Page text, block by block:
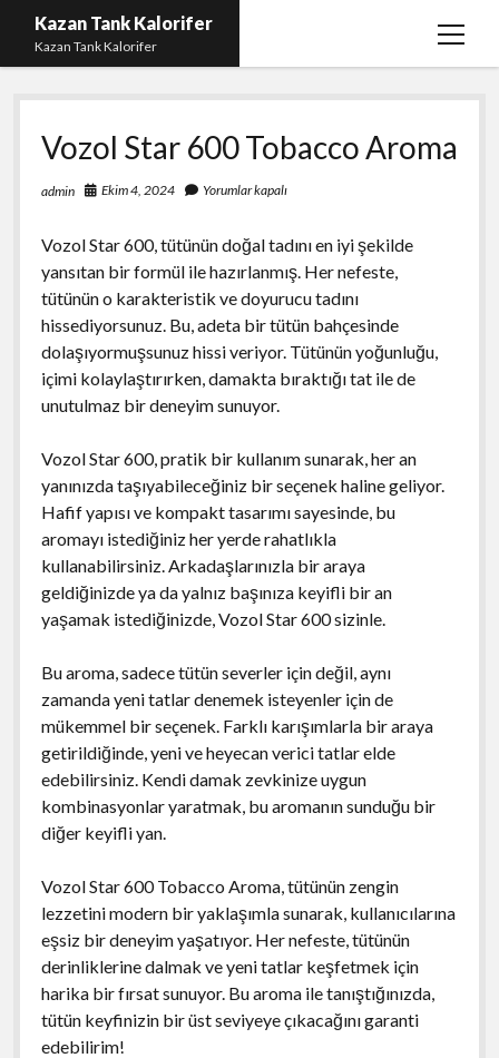
Kazan Tank Kalorifer
Kazan Tank Kalorifer
menüyü
Igtv Beğeni Çoğaltma
Liste
Sayfa Listesi
Spotify Takipçi Hilesi Şifresiz
Twitter Gizli Hesap Yorumları
Vozol Star 600 Tobacco Aroma
admin Ekim 4, 2024 Yorumlar kapalı
Vozol Star 600, tütünün doğal tadını en iyi şekilde
yansıtan bir formül ile hazırlanmış. Her nefeste,
tütünün o karakteristik ve doyurucu tadını
hissediyorsunuz. Bu, adeta bir tütün bahçesinde
dolaşıyormuşsunuz hissi veriyor. Tütünün yoğunluğu,
içimi kolaylaştırırken, damakta bıraktığı tat ile de
unutulmaz bir deneyim sunuyor.
Vozol Star 600, pratik bir kullanım sunarak, her an
yanınızda taşıyabileceğiniz bir seçenek haline geliyor.
Hafif yapısı ve kompakt tasarımı sayesinde, bu
aromayı istediğiniz her yerde rahatlıkla
kullanabilirsiniz. Arkadaşlarınızla bir araya
geldiğinizde ya da yalnız başınıza keyifli bir an
yaşamak istediğinizde, Vozol Star 600 sizinle.
Bu aroma, sadece tütün severler için değil, aynı
zamanda yeni tatlar denemek isteyenler için de
mükemmel bir seçenek. Farklı karışımlarla bir araya
getirildiğinde, yeni ve heyecan verici tatlar elde
edebilirsiniz. Kendi damak zevkinize uygun
kombinasyonlar yaratmak, bu aromanın sunduğu bir
diğer keyifli yan.
Vozol Star 600 Tobacco Aroma, tütünün zengin
lezzetini modern bir yaklaşımla sunarak, kullanıcılarına
eşsiz bir deneyim yaşatıyor. Her nefeste, tütünün
derinliklerine dalmak ve yeni tatlar keşfetmek için
harika bir fırsat sunuyor. Bu aroma ile tanıştığınızda,
tütün keyfinizin bir üst seviyeye çıkacağını garanti
edebilirim!